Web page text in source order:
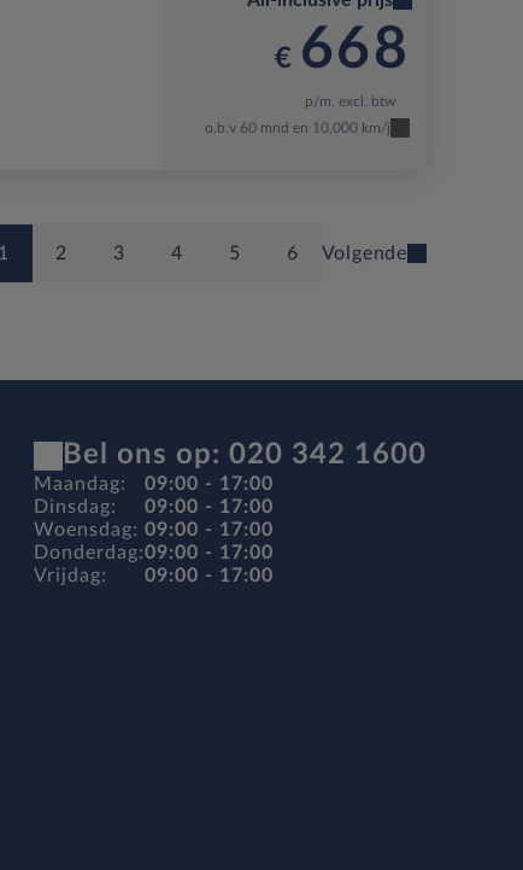
€ 668
p/m. excl. btw
o.b.v 60 mnd en 10,000 km/j
1 2 3 4 5 6 Volgende
Bel ons op: 020 342 1600
Maandag:
Dinsdag:
Woensdag:
Donderdag:
Vrijdag:
09:00 - 17:00
09:00 - 17:00
09:00 - 17:00
09:00 - 17:00
09:00 - 17:00